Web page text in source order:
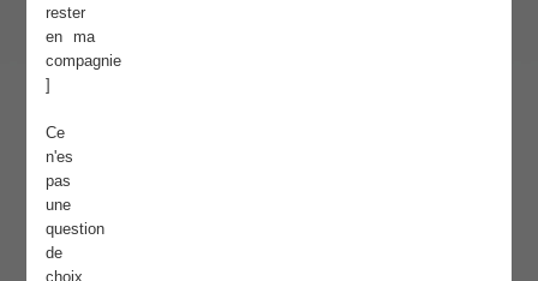
rester
en ma
compagnie
]
Ce
n'es
pas
une
question
de
choix